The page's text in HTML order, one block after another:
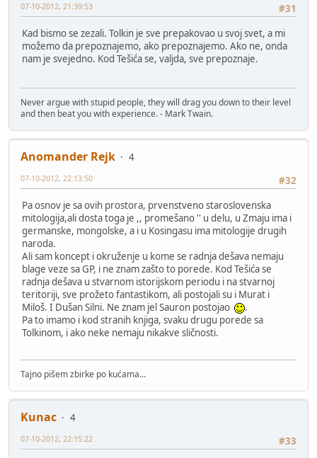
#31
07-10-2012, 21:39:53
Kad bismo se zezali. Tolkin je sve prepakovao u svoj svet, a mi
možemo da prepoznajemo, ako prepoznajemo. Ako ne, onda
nam je svejedno. Kod Tešića se, valjda, sve prepoznaje.
Never argue with stupid people, they will drag you down to their level
and then beat you with experience. - Mark Twain.
Anomander Rejk
4
#32
07-10-2012, 22:13:50
Pa osnov je sa ovih prostora, prvenstveno staroslovenska
mitologija,ali dosta toga je ,, promešano '' u delu, u Zmaju ima i
germanske, mongolske, a i u Kosingasu ima mitologije drugih
naroda.
Ali sam koncept i okruženje u kome se radnja dešava nemaju
blage veze sa GP, i ne znam zašto to porede. Kod Tešića se
radnja dešava u stvarnom istorijskom periodu i na stvarnoj
teritoriji, sve prožeto fantastikom, ali postojali su i Murat i
Miloš. I Dušan Silni. Ne znam jel Sauron postojao
.
Pa to imamo i kod stranih knjiga, svaku drugu porede sa
Tolkinom, i ako neke nemaju nikakve sličnosti.
Tajno pišem zbirke po kućama...
Kunac
4
#33
07-10-2012, 22:15:22